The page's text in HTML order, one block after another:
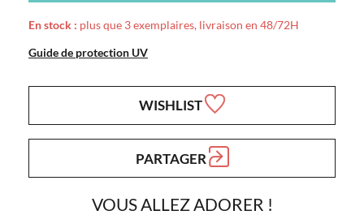
En stock : plus que 3 exemplaires, livraison en 48/72H
Guide de protection UV
WISHLIST
PARTAGER
VOUS ALLEZ ADORER !